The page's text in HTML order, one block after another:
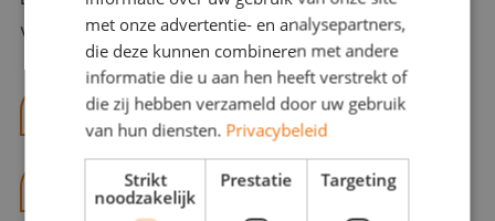
voor je klaar en helpt je graag!
benno@viajou.nl
06 13 28 62 71
met onze advertentie- en analysepartners,
die deze kunnen combineren met andere
informatie die u aan hen heeft verstrekt of
die zij hebben verzameld door uw gebruik
van hun diensten. Privacybeleid
Strikt
noodzakelijk
Prestatie Targeting